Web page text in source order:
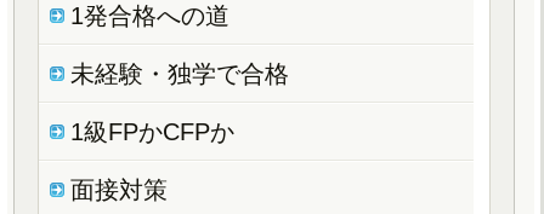
1発合格への道
未経験・独学で合格
1級FPかCFPか
面接対策